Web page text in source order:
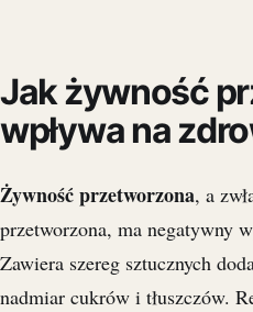
Jak żywność
wpływa na
Żywność przetworzona, a
przetworzona, ma negatywny
Zawiera szereg sztucznych
nadmiar cukrów i tłuszczów.